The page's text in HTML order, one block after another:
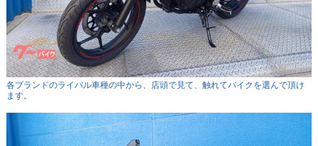
各ブランドのライバル車種の中から、店頭で見て、触れてバイクを選んで頂け
ます。